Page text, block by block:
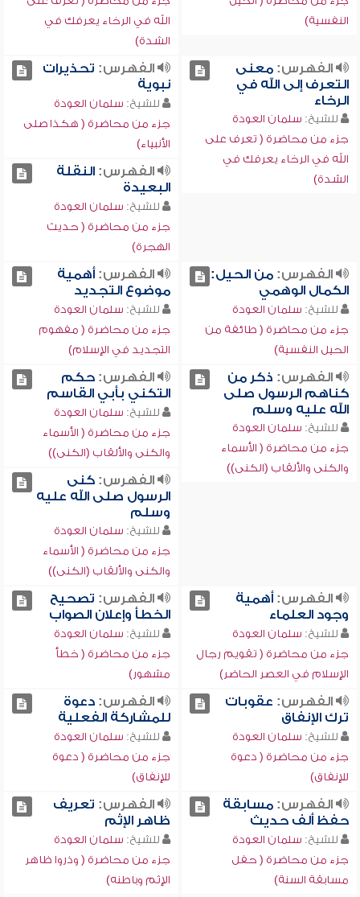
النفسية)
الله في الرخاء يعرفك في
الشدة)
الفهرس:معنى
التعرف إلى الله في
الرخاء
للشيخ: سلمان العودة
جزء من محاضرة ( تعرف على
الله في الرخاء يعرفك في
الشدة)
الفهرس: تحذيرات
نبوية
للشيخ: سلمان العودة
جزء من محاضرة ( هكذا صلى
الأنبياء)
الفهرس:النقلة
البعيدة
للشيخ: سلمان العودة
جزء من محاضرة ( حديث
الهجرة)
الفهرس:من الحيل:
الكمال الوهمي
للشيخ: سلمان العودة
جزء من محاضرة ( طائفة من
الحيل النفسية)
الفهرس:أهمية
موضوع التجديد
للشيخ: سلمان العودة
جزء من محاضرة ( مفهوم
التجديد في الإسلام)
الفهرس: ذكر من
كناهم الرسول صلى
الله عليه وسلم
للشيخ: سلمان العودة
جزء من محاضرة ( الأسماء
والكنى والألقاب (الكنى))
الفهرس:حكم
التكني بأبي القاسم
للشيخ: سلمان العودة
جزء من محاضرة ( الأسماء
والكنى والألقاب (الكنى))
الفهرس:كنى
الرسول صلى الله عليه
وسلم
للشيخ: سلمان العودة
جزء من محاضرة ( الأسماء
والكنى والألقاب (الكنى))
الفهرس:أهمية
وجود العلماء
للشيخ: سلمان العودة
جزء من محاضرة ( تقويم رجال
الإسلام في العصر الحاضر)
الفهرس: تصحيح
الخطأ وإعلان الصواب
للشيخ: سلمان العودة
جزء من محاضرة ( خطأ
مشهور)
الفهرس: عقوبات
ترك الإنفاق
للشيخ: سلمان العودة
جزء من محاضرة ( دعوة
للإنفاق)
الفهرس:دعوة
للمشاركة الفعلية
للشيخ: سلمان العودة
جزء من محاضرة ( دعوة
للإنفاق)
الفهرس:مسابقة
حفظ ألف حديث
للشيخ: سلمان العودة
جزء من محاضرة ( حفل
مسابقة السنة)
الفهرس: تعريف
ظاهر الإثم
للشيخ: سلمان العودة
جزء من محاضرة ( وذروا ظاهر
الإثم وباطنه)